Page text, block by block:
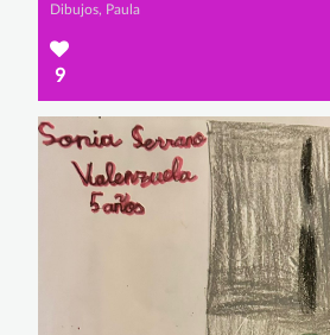
Dibujos, Paula
9